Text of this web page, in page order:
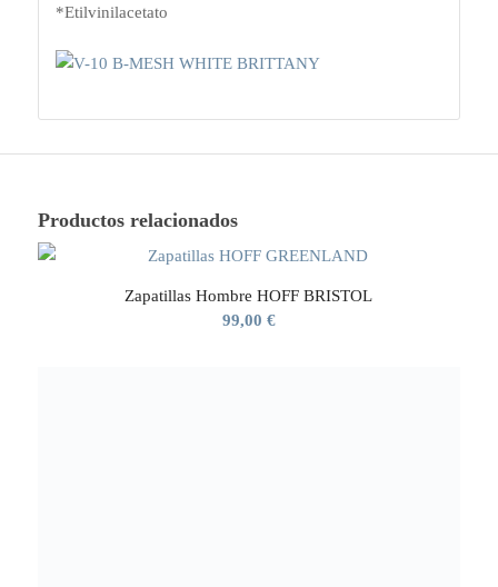
*Etilvinilacetato
Productos relacionados
Zapatillas Hombre HOFF BRISTOL
99,00 €